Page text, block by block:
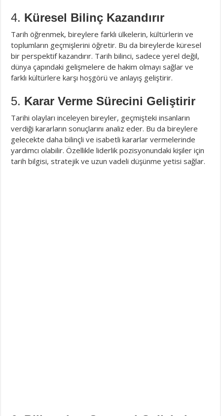
4. Küresel Bilinç Kazandırır
Tarih öğrenmek, bireylere farklı ülkelerin, kültürlerin ve
toplumların geçmişlerini öğretir. Bu da bireylerde küresel
bir perspektif kazandırır. Tarih bilinci, sadece yerel değil,
dünya çapındaki gelişmelere de hakim olmayı sağlar ve
farklı kültürlere karşı hoşgörü ve anlayış geliştirir.
5. Karar Verme Sürecini Geliştirir
Tarihi olayları inceleyen bireyler, geçmişteki insanların
verdiği kararların sonuçlarını analiz eder. Bu da bireylere
gelecekte daha bilinçli ve isabetli kararlar vermelerinde
yardımcı olabilir. Özellikle liderlik pozisyonundaki kişiler için
tarih bilgisi, stratejik ve uzun vadeli düşünme yetisi sağlar.